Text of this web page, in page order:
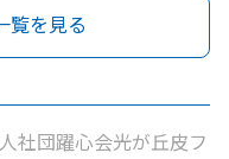
覧を見る
社団躍心会光が丘皮フ